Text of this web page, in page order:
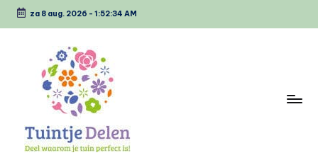
Ga
za 8 aug. 2026 - 1:52:34 AM